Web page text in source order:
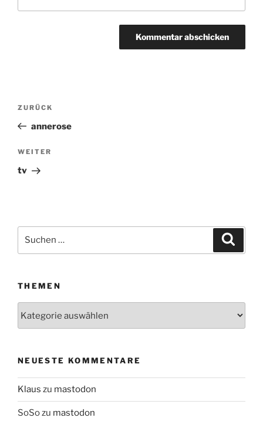
Beitragsnavigation
Vorheriger
Beitrag
ZURÜCK
annerose
Nächster
Beitrag
WEITER
tv
Suchen
THEMEN
NEUESTE KOMMENTARE
Klaus zu mastodon
SoSozu mastodon